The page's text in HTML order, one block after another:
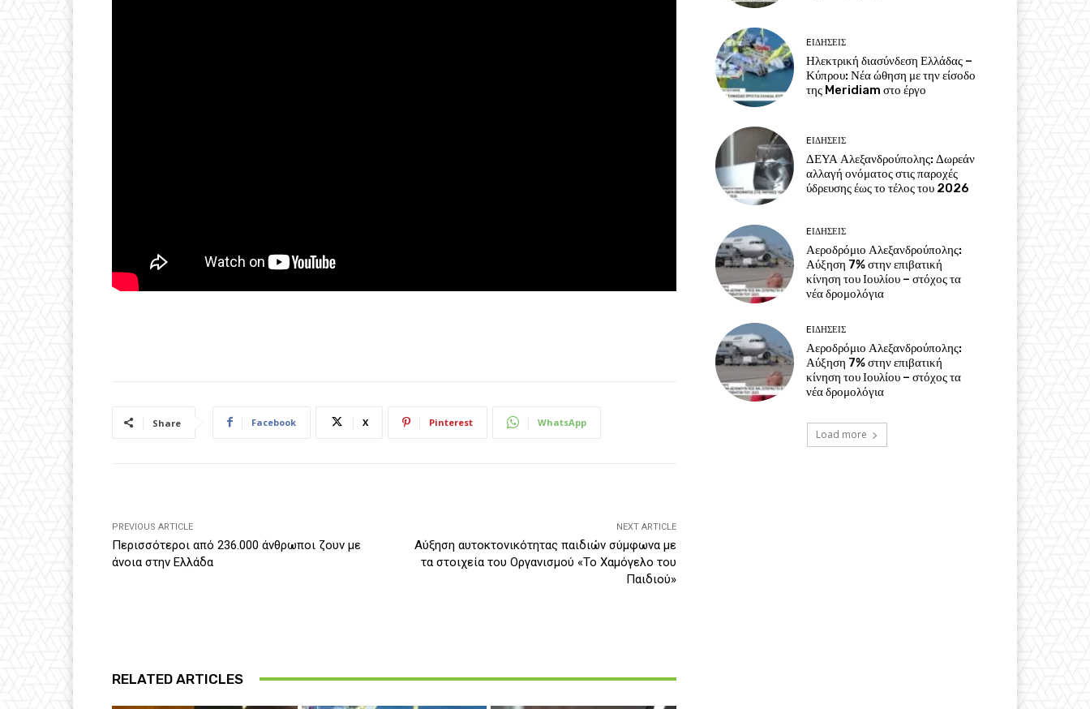
Share Facebook X Pinterest WhatsApp
PREVIOUS ARTICLE
Περισσότεροι από 236.000 άνθρωποι ζουν με
άνοια στην Ελλάδα
NEXT ARTICLE
Αύξηση αυτοκτονικότητας παιδιών σύμφωνα με
τα στοιχεία του Οργανισμού «Το Χαμόγελο του
Παιδιού»
RELATED ARTICLES
EΙΔΗΣΕΙΣ
Ηλεκτρική διασύνδεση Ελλάδας –
Κύπρου: Νέα ώθηση με την είσοδο
της Meridiam στο έργο
EΙΔΗΣΕΙΣ
ΔΕΥΑ Αλεξανδρούπολης: Δωρεάν
αλλαγή ονόματος στις παροχές
ύδρευσης έως το τέλος του 2026
EΙΔΗΣΕΙΣ
Αεροδρόμιο Αλεξανδρούπολης:
Αύξηση 7% στην επιβατική
κίνηση του Ιουλίου – στόχος τα
νέα δρομολόγια
EΙΔΗΣΕΙΣ
Αεροδρόμιο Αλεξανδρούπολης:
Αύξηση 7% στην επιβατική
κίνηση του Ιουλίου – στόχος τα
νέα δρομολόγια
Load more